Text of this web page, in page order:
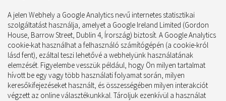
A jelen Webhely a Google Analytics nevű internetes statisztikai
szolgáltatást használja, amelyet a Google Ireland Limited (Gordon
House, Barrow Street, Dublin 4, Írország) biztosít. A Google Analytics
cookie-kat használhat a felhasználó számítógépén (a cookie-król
lásd fent), ezáltal teszi lehetővé a webhelyünk használatának
elemzését. Figyelembe vesszük például, hogy Ön milyen tartalmat
hívott be egy vagy több használati folyamat során, milyen
keresőkifejezéseket használt, és összességében milyen interakciót
végzett az online választékunkkal. Tároljuk ezenkívül a használat